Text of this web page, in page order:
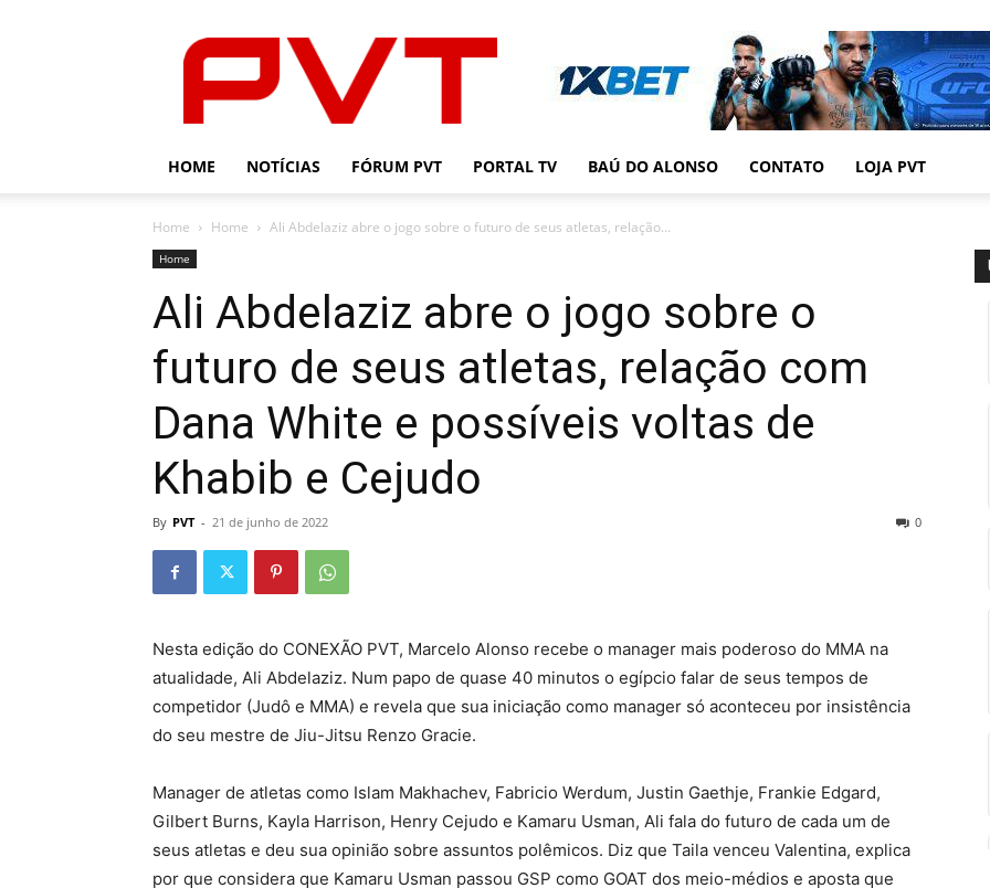
HOME NOTÍCIAS FÓRUM PVT PORTAL TV BAÚ DO ALONSO CONTATO LOJA PVT
Home Home Ali Abdelaziz abre o jogo sobre o futuro de seus atletas, relação...
Home
Ali Abdelaziz abre o jogo sobre o
futuro de seus atletas, relação com
Dana White e possíveis voltas de
Khabib e Cejudo
By PVT - 21 de junho de 2022 0
Nesta edição do CONEXÃO PVT, Marcelo Alonso recebe o manager mais poderoso do MMA na
atualidade, Ali Abdelaziz. Num papo de quase 40 minutos o egípcio falar de seus tempos de
competidor (Judô e MMA) e revela que sua iniciação como manager só aconteceu por insistência
do seu mestre de Jiu-Jitsu Renzo Gracie.
Manager de atletas como Islam Makhachev, Fabricio Werdum, Justin Gaethje, Frankie Edgard,
Gilbert Burns, Kayla Harrison, Henry Cejudo e Kamaru Usman, Ali fala do futuro de cada um de
seus atletas e deu sua opinião sobre assuntos polêmicos. Diz que Taila venceu Valentina, explica
por que considera que Kamaru Usman passou GSP como GOAT dos meio-médios e aposta que